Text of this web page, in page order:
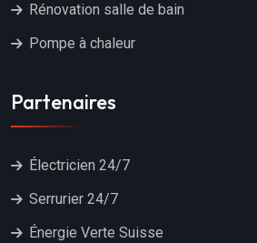
Rénovation salle de bain
Pompe à chaleur
Partenaires
Électricien 24/7
Serrurier 24/7
Énergie Verte Suisse